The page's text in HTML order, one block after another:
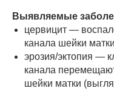
Выявляемые
цервицит —
канала шейки
эрозия/эктопия —
канала
шейки матки